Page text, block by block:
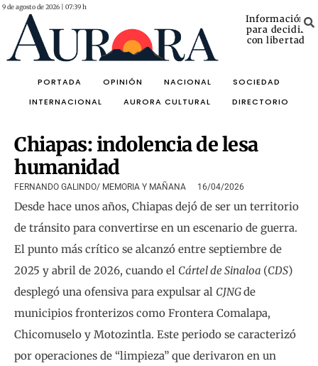
9 de agosto de 2026 | 07:39 h
Información
para decidir
con libertad
PORTADA OPINIÓN NACIONAL
SOCIEDAD
INTERNACIONAL
AURORA CULTURAL DIRECTORIO
Chiapas: indolencia de lesa
humanidad
FERNANDO GALINDO/ MEMORIA Y MAÑANA 16/04/2026
Desde hace unos años, Chiapas dejó de ser un territorio
de tránsito para convertirse en un escenario de guerra.
El punto más crítico se alcanzó entre septiembre de
2025 y abril de 2026, cuando el Cártel de Sinaloa (CDS)
desplegó una ofensiva para expulsar al CJNGde
municipios fronterizos como Frontera Comalapa,
Chicomuselo y Motozintla. Este periodo se caracterizó
por operaciones de “limpieza” que derivaron en un